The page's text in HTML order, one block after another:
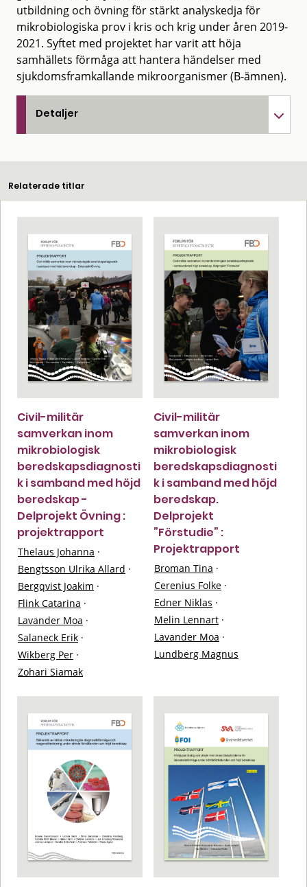
utbildning och övning för stärkt analyskedja för
mikrobiologiska prov i kris och krig under åren 2019-
2021. Syftet med projektet har varit att höja
samhällets förmåga att hantera händelser med
sjukdomsframkallande mikroorganismer (B-ämnen).
Detaljer
Relaterade titlar
Civil-militär
samverkan inom
mikrobiologisk
beredskapsdiagnosti
k i samband med höjd
beredskap -
Delprojekt Övning :
projektrapport
Thelaus Johanna ·
Bengtsson Ulrika Allard ·
Bergqvist Joakim ·
Flink Catarina ·
Lavander Moa ·
Salaneck Erik ·
Wikberg Per ·
Zohari Siamak
Civil-militär
samverkan inom
mikrobiologisk
beredskapsdiagnosti
k i samband med höjd
beredskap.
Delprojekt
”Förstudie” :
Projektrapport
Broman Tina ·
Cerenius Folke ·
Edner Niklas ·
Melin Lennart ·
Lavander Moa ·
Lundberg Magnus